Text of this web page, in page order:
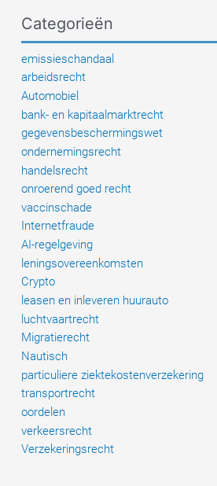
de
miljarden
Bitcoin
van
Saksen?
Categorieën
emissieschandaal
arbeidsrecht
Automobiel
bank- en kapitaalmarktrecht
gegevensbeschermingswet
ondernemingsrecht
handelsrecht
onroerend goed recht
vaccinschade
Internetfraude
AI-regelgeving
leningsovereenkomsten
Crypto
leasen en inleveren huurauto
luchtvaartrecht
Migratierecht
Nautisch
particuliere ziektekostenverzekering
transportrecht
oordelen
verkeersrecht
Verzekeringsrecht